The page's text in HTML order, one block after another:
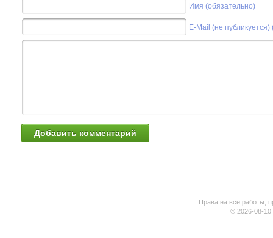
Имя (обязательно)
E-Mail (не
Права на все работы,
© 2026-08-10